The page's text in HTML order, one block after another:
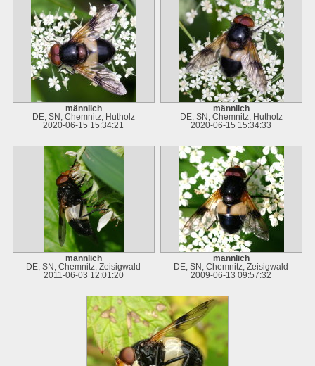
männlich
DE, SN, Chemnitz, Hutholz
2020-06-15 15:34:21
männlich
DE, SN, Chemnitz, Hutholz
2020-06-15 15:34:33
männlich
DE, SN, Chemnitz, Zeisigwald
2011-06-03 12:01:20
männlich
DE, SN, Chemnitz, Zeisigwald
2009-06-13 09:57:32